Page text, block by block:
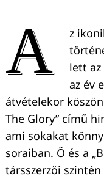
A
z
lett
az év
átvételekor
The Glory” című
ami sokakat
soraiban. Ő és a
társszerzői